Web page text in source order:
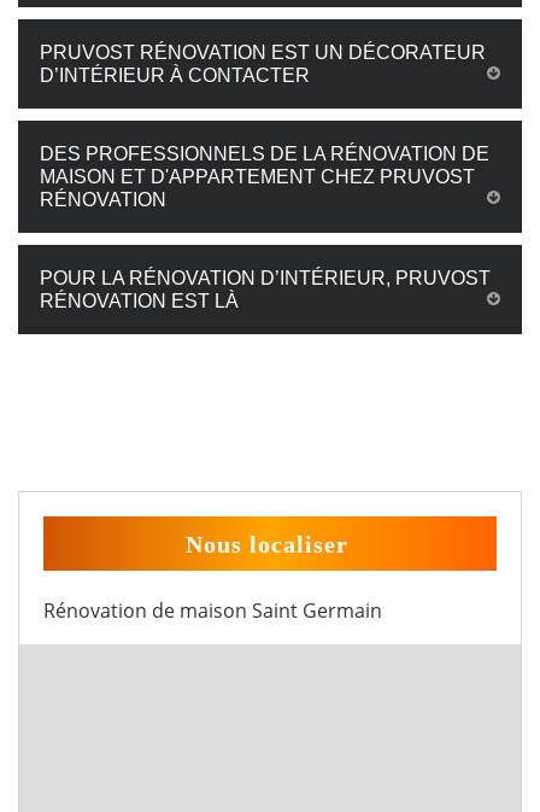
PRUVOST RÉNOVATION EST UN DÉCORATEUR
D’INTÉRIEUR À CONTACTER
DES PROFESSIONNELS DE LA RÉNOVATION DE
MAISON ET D'APPARTEMENT CHEZ PRUVOST
RÉNOVATION
POUR LA RÉNOVATION D’INTÉRIEUR, PRUVOST
RÉNOVATION EST LÀ
Nous localiser
Rénovation de maison Saint Germain